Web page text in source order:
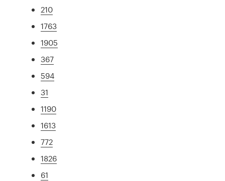
210
1763
1905
367
594
31
1190
1613
772
1826
61